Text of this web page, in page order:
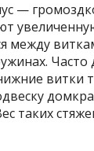
—
между
Часто
витки
таких